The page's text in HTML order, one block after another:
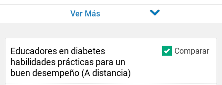
Ver Más
Comparar
Educadores en diabetes
habilidades prácticas para un
buen desempeño (A distancia)